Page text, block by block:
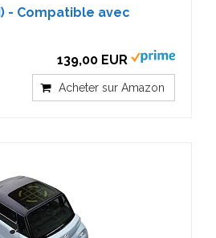
- Compatible avec
139,00 EUR
Acheter sur Amazon